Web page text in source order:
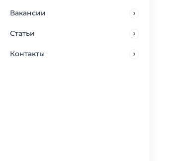
Вакансии
Статьи
Контакты